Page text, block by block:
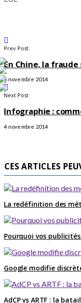
Prev Post
En Chine, la
4 novembre 2014
Next Post
Infographie :
4 novembre 2014
CES ARTICLES
La redéfinition des
Pourquoi vos
Google modifie
AdCP vs ARTF : la